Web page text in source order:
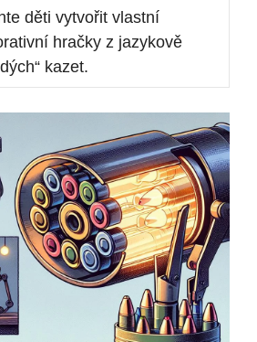
děti vytvořit vlastní
hračky z jazykově
kazet.